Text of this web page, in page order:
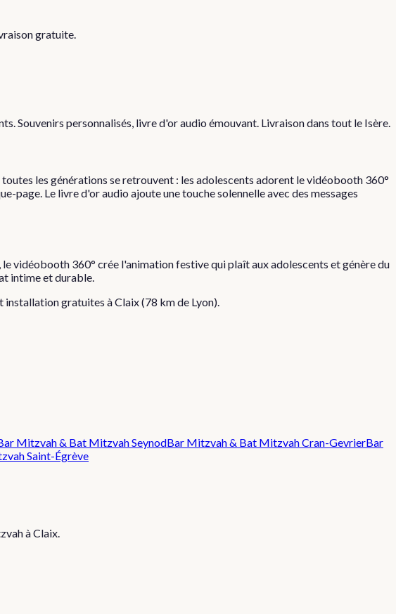
gratuite.
Souvenirs personnalisés, livre d'or audio émouvant. Livraison dans tout le Isère.
les générations se retrouvent : les adolescents adorent le vidéobooth 360°
Le livre d'or audio ajoute une touche solennelle avec des messages
vidéobooth 360° crée l'animation festive qui plaît aux adolescents et génère du
intime et durable.
installation gratuites àClaix(78 km de Lyon).
Mitzvah & Bat MitzvahSeynodBar Mitzvah & Bat MitzvahCran-GevrierBar
Saint-Égrève
àClaix.